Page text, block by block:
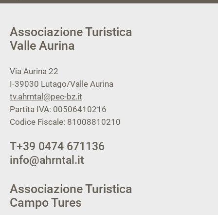
Associazione Turistica
Valle Aurina
Via Aurina 22
I-39030 Lutago/Valle Aurina
tv.ahrntal@pec-bz.it
Partita IVA: 00506410216
Codice Fiscale: 81008810210
T+39 0474 671136
info@ahrntal.it
Associazione Turistica
Campo Tures